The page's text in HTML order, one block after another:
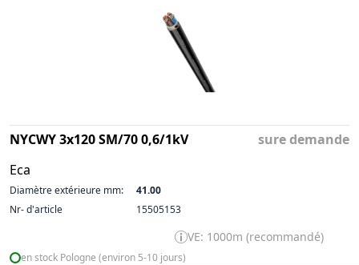
NYCWY 3x120 SM/70 0,6/1kV
Eca
sure demande
Diamètre extérieure mm:
41.00
Nr- d'article
15505153
VE: 1000m (recommandé)
en stock Pologne (environ 5-10 jours)